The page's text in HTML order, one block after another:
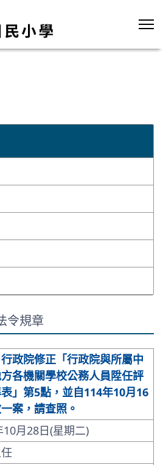
令規章
政院修正「行政院與所屬中
各機關學校公務人員陞任評
」第5點，並自114年10月16
案，請查照。
10月28日(星期二)